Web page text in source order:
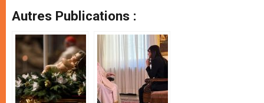
Autres Publications :